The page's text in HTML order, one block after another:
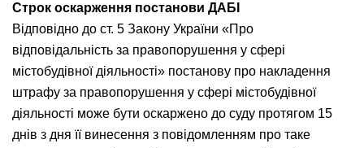
Строк оскарження постанови ДАБІ
Відповідно до ст. 5 Закону України «Про
відповідальність за правопорушення у сфері
містобудівної діяльності» постанову про накладення
штрафу за правопорушення у сфері містобудівної
діяльності може бути оскаржено до суду протягом 15
днів з дня її винесення з повідомленням про таке